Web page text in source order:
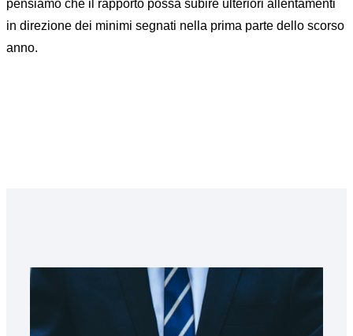
pensiamo che il rapporto possa subire ulteriori allentamenti
in direzione dei minimi segnati nella prima parte dello scorso
anno.